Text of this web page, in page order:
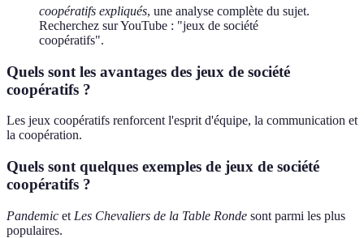
coopératifs expliqués, une analyse complète du sujet.
Recherchez sur YouTube : "jeux de société
coopératifs".
Quels sont les avantages des jeux de société
coopératifs ?
Les jeux coopératifs renforcent l'esprit d'équipe, la communication et
la coopération.
Quels sont quelques exemples de jeux de société
coopératifs ?
Pandemic et Les Chevaliers de la Table Ronde sont parmi les plus
populaires.